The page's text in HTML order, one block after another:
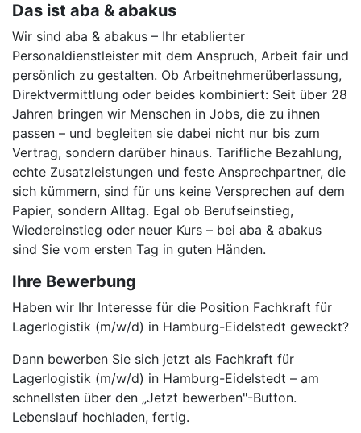
Das ist aba & abakus
Wir sind aba & abakus – Ihr etablierter
Personaldienstleister mit dem Anspruch, Arbeit fair und
persönlich zu gestalten. Ob Arbeitnehmerüberlassung,
Direktvermittlung oder beides kombiniert: Seit über 28
Jahren bringen wir Menschen in Jobs, die zu ihnen
passen – und begleiten sie dabei nicht nur bis zum
Vertrag, sondern darüber hinaus. Tarifliche Bezahlung,
echte Zusatzleistungen und feste Ansprechpartner, die
sich kümmern, sind für uns keine Versprechen auf dem
Papier, sondern Alltag. Egal ob Berufseinstieg,
Wiedereinstieg oder neuer Kurs – bei aba & abakus
sind Sie vom ersten Tag in guten Händen.
Ihre Bewerbung
Haben wir Ihr Interesse für die Position Fachkraft für
Lagerlogistik (m/w/d) in Hamburg-Eidelstedt geweckt?
Dann bewerben Sie sich jetzt als Fachkraft für
Lagerlogistik (m/w/d) in Hamburg-Eidelstedt – am
schnellsten über den „Jetzt bewerben"-Button.
Lebenslauf hochladen, fertig.